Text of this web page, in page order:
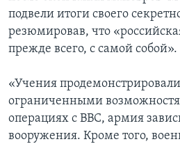
подвели итоги своего
резюмировав, что
прежде всего, с самой собой».
«Учения
ограниченными
операциях с ВВС, армия
вооружения. Кроме того,